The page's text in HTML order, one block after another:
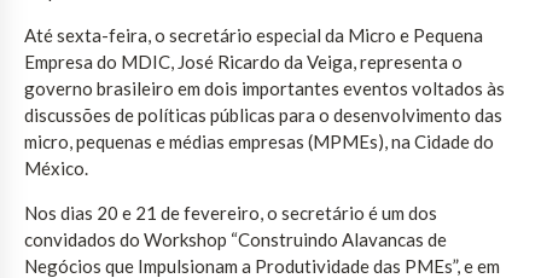
Até sexta-feira, o secretário especial da Micro e Pequena
Empresa do MDIC, José Ricardo da Veiga, representa o
governo brasileiro em dois importantes eventos voltados às
discussões de políticas públicas para o desenvolvimento das
micro, pequenas e médias empresas (MPMEs), na Cidade do
México.
Nos dias 20 e 21 de fevereiro, o secretário é um dos
convidados do Workshop “Construindo Alavancas de
Negócios que Impulsionam a Produtividade das PMEs”, e em